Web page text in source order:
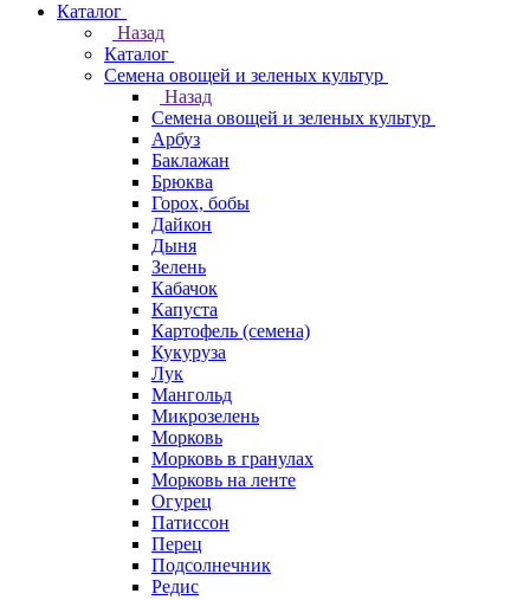
Каталог
Назад
Каталог
Семена овощей и зеленых культур
Назад
Семена овощей и зеленых культур
Арбуз
Баклажан
Брюква
Горох, бобы
Дайкон
Дыня
Зелень
Кабачок
Капуста
Картофель (семена)
Кукуруза
Лук
Мангольд
Микрозелень
Морковь
Морковь в гранулах
Морковь на ленте
Огурец
Патиссон
Перец
Подсолнечник
Редис